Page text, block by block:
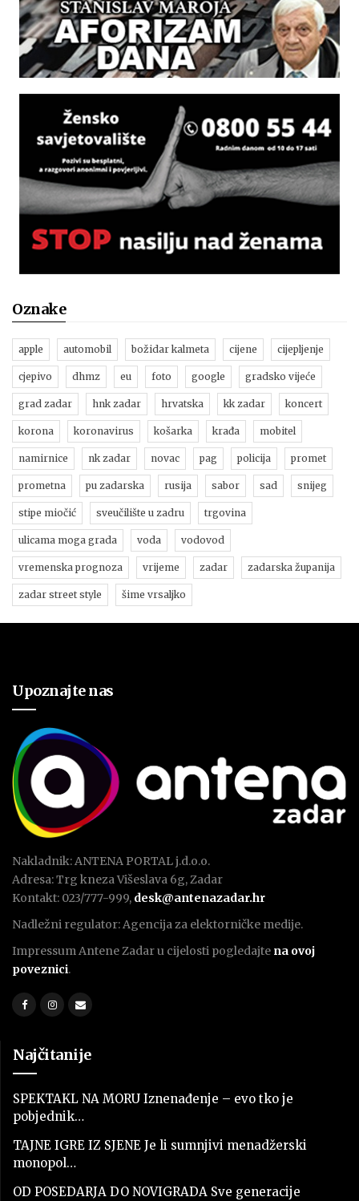
Oznake
apple automobil božidar kalmeta cijene cijepljenje
cjepivo dhmz eu foto google gradsko vijeće
grad zadar hnk zadar hrvatska kk zadar koncert
korona koronavirus košarka krađa mobitel
namirnice nk zadar novac pag policija promet
prometna pu zadarska rusija sabor sad snijeg
stipe miočić sveučilište u zadru trgovina
ulicama moga grada voda vodovod
vremenska prognoza vrijeme zadar zadarska županija
zadar street style šime vrsaljko
Upoznajte nas
Nakladnik: ANTENA PORTAL j.d.o.o.
Adresa: Trg kneza Višeslava 6g, Zadar
Kontakt: 023/777-999, desk@antenazadar.hr
Nadležni regulator: Agencija za elektorničke medije.
Impressum Antene Zadar u cijelosti pogledajte na ovoj
poveznici.
Najčitanije
SPEKTAKL NA MORU Iznenađenje – evo tko je
pobjednik…
TAJNE IGRE IZ SJENE Je li sumnjivi menadžerski
monopol…
OD POSEDARJA DO NOVIGRADA Sve generacije